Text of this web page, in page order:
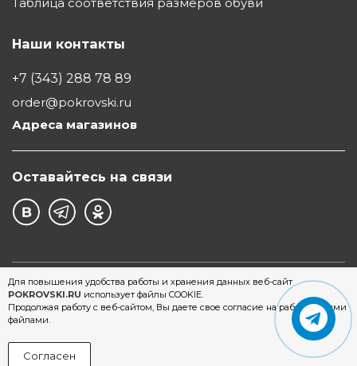
Для повышения удобства работы и хранения данных веб-сайт
POKROVSKI.RU использует файлы COOKIE.
Продолжая работу с веб-сайтом, Вы даете свое согласие на работу с этими
файлами.
Согласен
Наши контакты
+7 (343) 288 78 89
order@pokrovski.ru
Адреса магазинов
Оставайтесь на связи
©1997 - 2026 Обувной Дом "Покровский" - сеть
магазинов обуви в Екатеринбурге